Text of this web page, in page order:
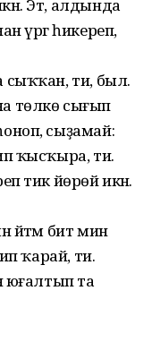
Эт, алдында
үргә һикереп,
сыҡ­ҡан, ти, был.
төлкө сығып
сыҙамай:
ҡысҡыра, ти.
тик йөрөй икән.
бит мин
ҡарай, ти.
юғалтып та